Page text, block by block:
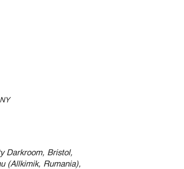
Darkroom, Bristol,
(Allkimik, Rumania),